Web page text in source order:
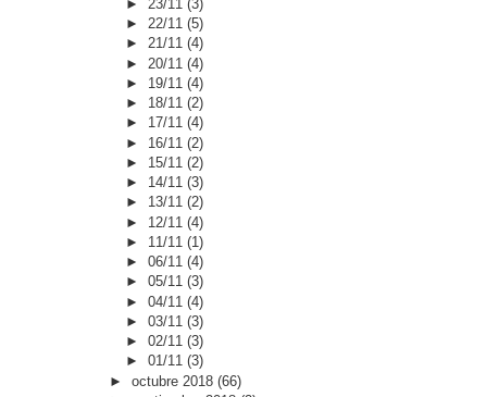
► 23/11(3)
►22/11(5)
►21/11(4)
► 20/11(4)
► 19/11(4)
► 18/11(2)
► 17/11(4)
► 16/11(2)
► 15/11(2)
► 14/11(3)
► 13/11(2)
► 12/11(4)
► 11/11(1)
►06/11(4)
►05/11(3)
►04/11(4)
►03/11(3)
►02/11(3)
►01/11(3)
► octubre 2018 (66)